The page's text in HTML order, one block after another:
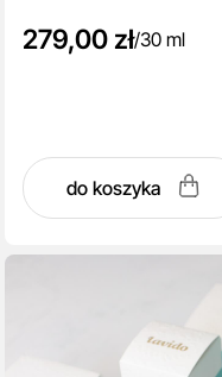
279,00 zł/30 ml
do koszyka